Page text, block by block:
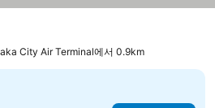
City Air Terminal에서 0.9km